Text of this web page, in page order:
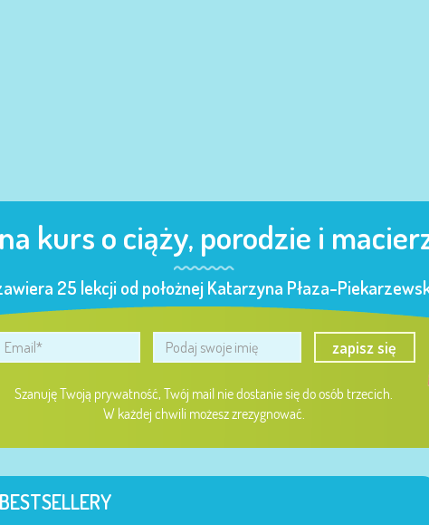
kurs o ciąży, porodzie i
25 lekcji od położnej Katarzyna Płaza-
zapisz się
Szanuję Twoją prywatność, Twój mail nie dostanie się do osób trzecich.
W każdej chwili możesz zrezygnować.
BESTSELLERY